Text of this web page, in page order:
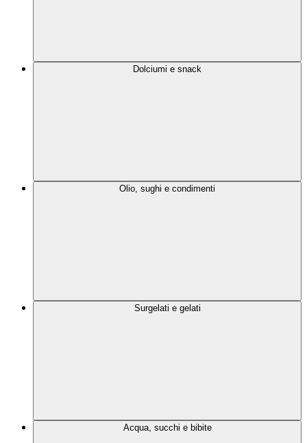
Dolciumi e snack
Olio, sughi e condimenti
Surgelati e gelati
Acqua, succhi e bibite